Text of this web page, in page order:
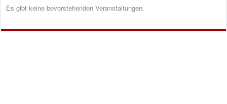
Es gibt keine bevorstehenden Veranstaltungen.